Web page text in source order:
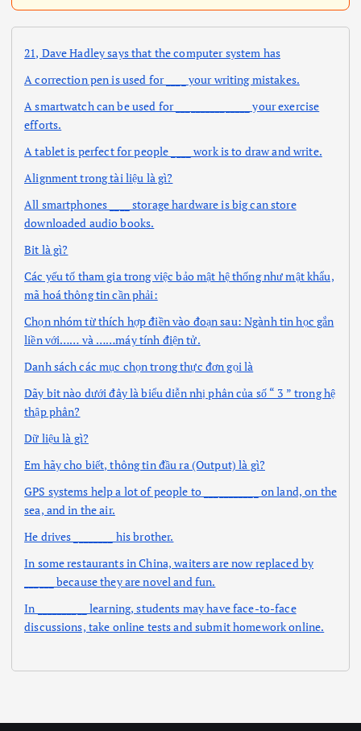
21, Dave Hadley says that the computer system has
A correction pen is used for ____ your writing mistakes.
A smartwatch can be used for _______________ your exercise
efforts.
A tablet is perfect for people ____ work is to draw and write.
Alignment trong tài liệu là gì?
All smartphones ____ storage hardware is big can store
downloaded audio books.
Bit là gì?
Các yếu tố tham gia trong việc bảo mật hệ thống như mật khẩu,
mã hoá thông tin cần phải:
Chọn nhóm từ thích hợp điền vào đoạn sau: Ngành tin học gắn
liền với…… và ……máy tính điện tử.
Danh sách các mục chọn trong thực đơn gọi là
Dãy bit nào dưới đây là biểu diễn nhị phân của số “ 3 ” trong hệ
thập phân?
Dữ liệu là gì?
Em hãy cho biết, thông tin đầu ra (Output) là gì?
GPS systems help a lot of people to ___________ on land, on the
sea, and in the air.
He drives ________ his brother.
In some restaurants in China, waiters are now replaced by
______ because they are novel and fun.
In __________ learning, students may have face-to-face
discussions, take online tests and submit homework online.